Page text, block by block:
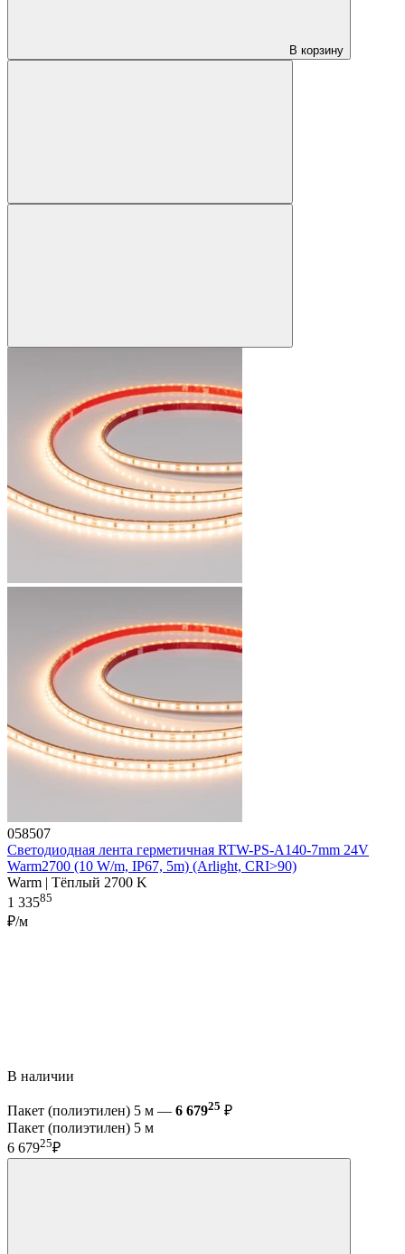
В корзину
058507
Светодиодная лента герметичная RTW-PS-A140-7mm 24V
Warm2700 (10 W/m, IP67, 5m) (Arlight, CRI>90)
Warm | Тёплый 2700 K
1 33585
₽/м
В наличии
Пакет (полиэтилен) 5 м — 6 67925 ₽
Пакет (полиэтилен) 5 м
6 67925₽